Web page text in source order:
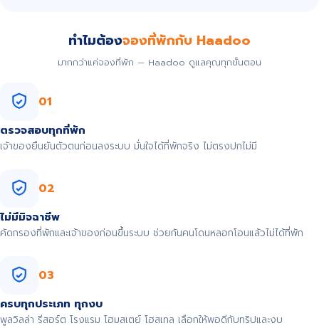
ทำไมต้องจองที่พักกับ Haadoo
มากกว่าแค่จองที่พัก — Haadoo ดูแลคุณทุกขั้นตอน
01
ตรวจสอบทุกที่พัก
เจ้าของยืนยันตัวตนก่อนลงระบบ มั่นใจได้ที่พักจริง ไม่ตรงปกไม่มี
02
ไม่มีมิจฉาชีพ
คัดกรองที่พักและเจ้าของก่อนขึ้นระบบ ช่วยกันคนโดนหลอกโอนแล้วไม่ได้ที่พัก
03
ครบทุกประเภท ทุกงบ
พูลวิลล่า รีสอร์ต โรงแรม โฮมสเตย์ โฮสเทล เลือกให้พอดีกับทริปและงบ